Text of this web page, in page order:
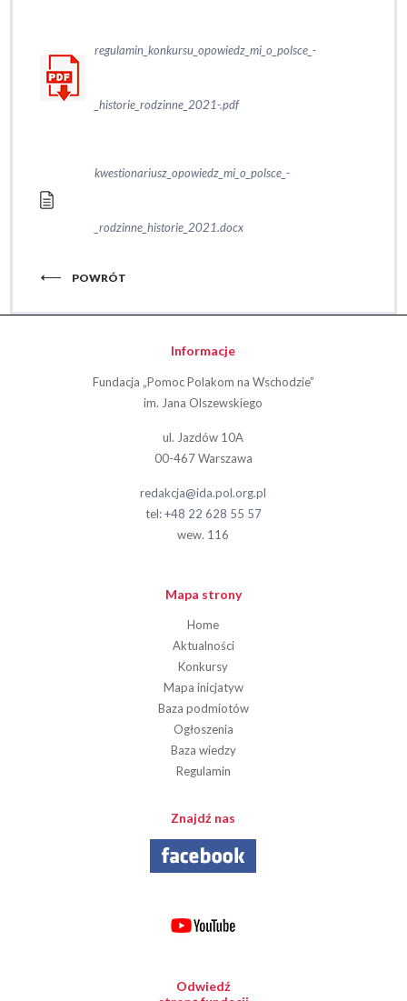
regulamin_konkursu_opowiedz_mi_o_polsce_-
_historie_rodzinne_2021-.pdf
kwestionariusz_opowiedz_mi_o_polsce_-
_rodzinne_historie_2021.docx
POWRÓT
Informacje
Fundacja „Pomoc Polakom na Wschodzie”
im. Jana Olszewskiego
ul. Jazdów 10A
00-467 Warszawa
redakcja@ida.pol.org.pl
tel:+48 22 628 55 57
wew. 116
Mapa strony
Home
Aktualności
Konkursy
Mapa inicjatyw
Baza podmiotów
Ogłoszenia
Baza wiedzy
Regulamin
Znajdź nas
Odwiedź